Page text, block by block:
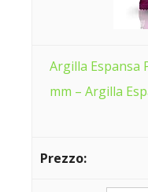
Argilla Espansa
mm – Argilla